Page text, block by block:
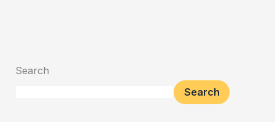
Search
Search